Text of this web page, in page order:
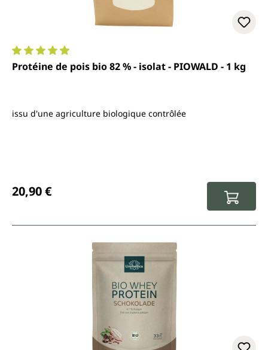
Note moyenne de 4.9 sur 5 étoiles
Protéine de pois bio 82 % - isolat - PIOWALD - 1 kg
issu d'une agriculture biologique contrôlée
20,90 €